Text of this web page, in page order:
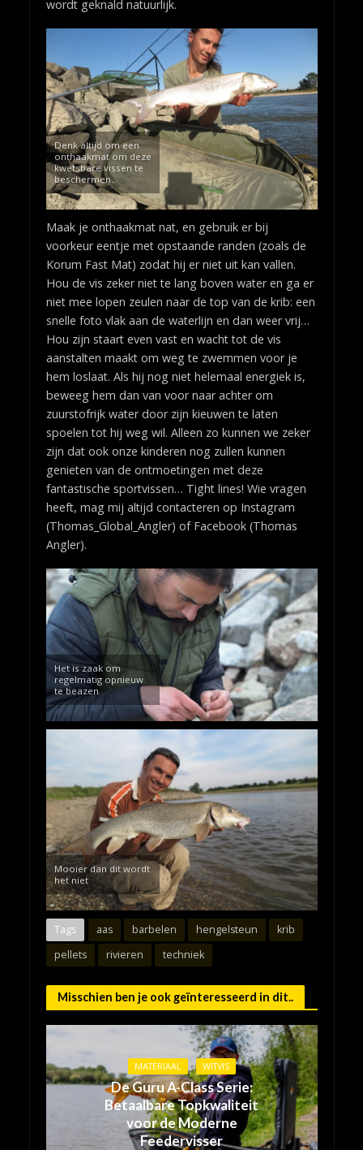
wordt geknald natuurlijk.
Denk altijd om een
onthaakmat om deze
kwetsbare vissen te
beschermen…
Maak je onthaakmat nat, en gebruik er bij
voorkeur eentje met opstaande randen (zoals de
Korum Fast Mat) zodat hij er niet uit kan vallen.
Hou de vis zeker niet te lang boven water en ga er
niet mee lopen zeulen naar de top van de krib: een
snelle foto vlak aan de waterlijn en dan weer vrij…
Hou zijn staart even vast en wacht tot de vis
aanstalten maakt om weg te zwemmen voor je
hem loslaat. Als hij nog niet helemaal energiek is,
beweeg hem dan van voor naar achter om
zuurstofrijk water door zijn kieuwen te laten
spoelen tot hij weg wil. Alleen zo kunnen we zeker
zijn dat ook onze kinderen nog zullen kunnen
genieten van de ontmoetingen met deze
fantastische sportvissen… Tight lines! Wie vragen
heeft, mag mij altijd contacteren op Instagram
(Thomas_Global_Angler) of Facebook (Thomas
Angler).
Het is zaak om
regelmatig opnieuw
te beazen
Mooier dan dit wordt
het niet
Tags aas barbelen hengelsteun
krib
pellets
rivieren techniek
Misschien ben je ook geïnteresseerd in dit..
MATERIAAL WITVIS
De Guru A-Class Serie:
Betaalbare Topkwaliteit
voor de Moderne
Feedervisser